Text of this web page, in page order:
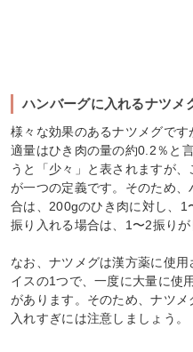
ハンバーグに入れるナツメ
様々な効果のあるナツメグで
適量はひき肉の量の約0.2％と
うと「少々」と表されますが
が一つの定義です。そのため
合は、200gのひき肉に対し、1
振り入れる場合は、1〜2振りが
なお、ナツメグは漢方薬に使
イスの1つで、一度に大量に使
があります。そのため、ナツ
入れすぎには注意しましょう。